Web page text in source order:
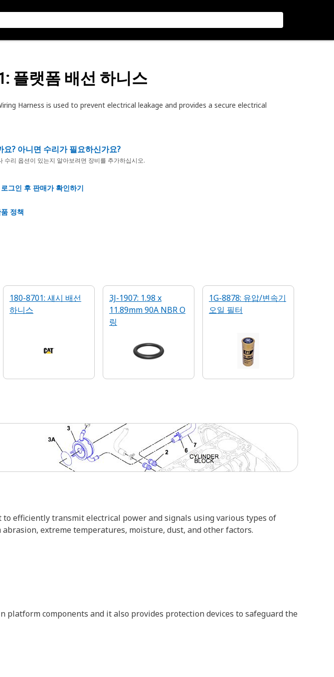
: 플랫폼 배선 하니스
Harness is used to prevent electrical leakage and provides a secure electrical
요? 아니면 수리가 필요하신가요?
수리 옵션이 있는지 알아보려면 장비를 추가하십시오.
로그인 후 판매가 확인하기
정책
180-8701: 섀시 배선
하니스
3J-1907: 1.98 x
11.89mm 90A NBR O
링
1G-8878: 유압/변속기
오일 필터
efficiently transmit electrical power and signals using various types of
extreme temperatures, moisture, dust, and other factors.
components and it also provides protection devices to safeguard the